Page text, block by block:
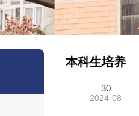
本科生培养
30
2024-08